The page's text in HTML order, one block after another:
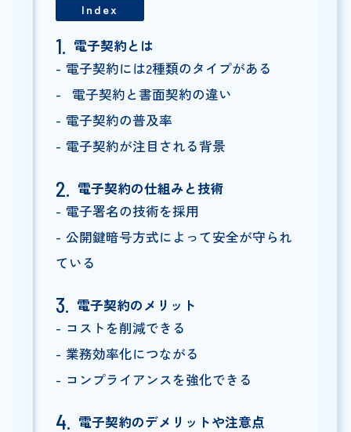
Index
電子契約とは
電子契約には2種類のタイプがある
電子契約と書面契約の違い
電子契約の普及率
電子契約が注目される背景
電子契約の仕組みと技術
電子署名の技術を採用
公開鍵暗号方式によって安全が守られ
ている
電子契約のメリット
コストを削減できる
業務効率化につながる
コンプライアンスを強化できる
電子契約のデメリットや注意点